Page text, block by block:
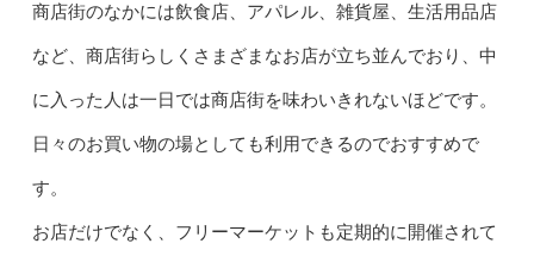
商店街のなかには飲食店、アパレル、雑貨屋、生活用品店
など、商店街らしくさまざまなお店が立ち並んでおり、中
に入った人は一日では商店街を味わいきれないほどです。
日々のお買い物の場としても利用できるのでおすすめで
す。
お店だけでなく、フリーマーケットも定期的に開催されて